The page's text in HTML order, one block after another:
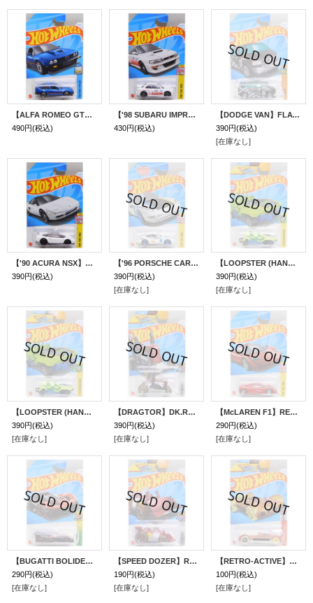
【ALFA ROMEO GTV6 3.0】BLUE/DD
490円(税込)
【'98 SUBARU IMPREZA 22B-STi VERSION】FLAT WHITE/10SP
430円(税込)
【DODGE VAN】FLAT BLACK/LW
390円(税込)
[在庫なし]
【'90 ACURA NSX】WHITE/PR5
390円(税込)
【'96 PORSCHE CARRERA】WHITE/LW
390円(税込)
[在庫なし]
【LOOPSTER (HANDS UP)】NEON GREEN/DD
390円(税込)
[在庫なし]
【LOOPSTER (HANDS DOWN)】NEON GREEN/DD
390円(税込)
[在庫なし]
【DRAGTOR】DK.RED/5SP-O5
390円(税込)
[在庫なし]
【McLAREN F1】RED/LW
290円(税込)
[在庫なし]
【BUGATTI BOLIDE】BLACK/DD
290円(税込)
[在庫なし]
【SPEED DOZER】RED/OR6SP
190円(税込)
[在庫なし]
【RETRO-ACTIVE】ORANGE/DD
100円(税込)
[在庫なし]